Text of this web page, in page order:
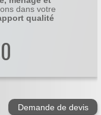
dans votre
qualité
Demande de devis